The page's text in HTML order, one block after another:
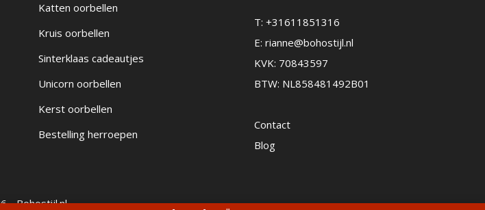
Katten oorbellen
Kruis oorbellen
Sinterklaas cadeautjes
Unicorn oorbellen
Kerst oorbellen
Bestelling herroepen
T: +31611851316
E: rianne@bohostijl.nl
KVK: 70843597
BTW: NL858481492B01
Contact
Blog
- Bohostijl.nl